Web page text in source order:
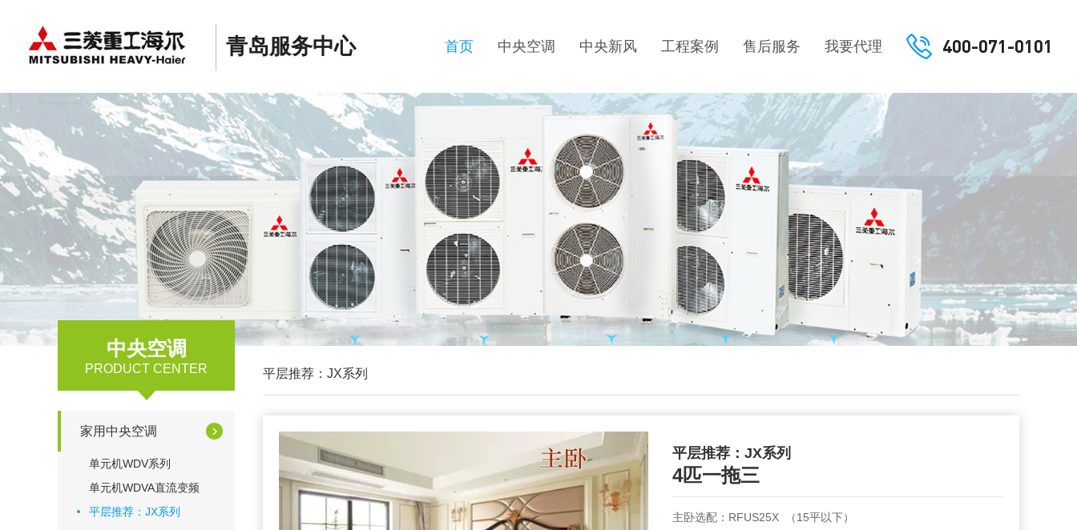
青岛服务中心 400-071-0101
首页 中央空调 中央新风 工程案例 售后服务 我要代理
平层推荐：JX系列
平层推荐：JX系列
4匹一拖三
主卧选配：RFUS25X （15平以下）
中央空调
PRODUCT CENTER
家用中央空调
单元机WDV系列
单元机WDVA直流变频
平层推荐：JX系列